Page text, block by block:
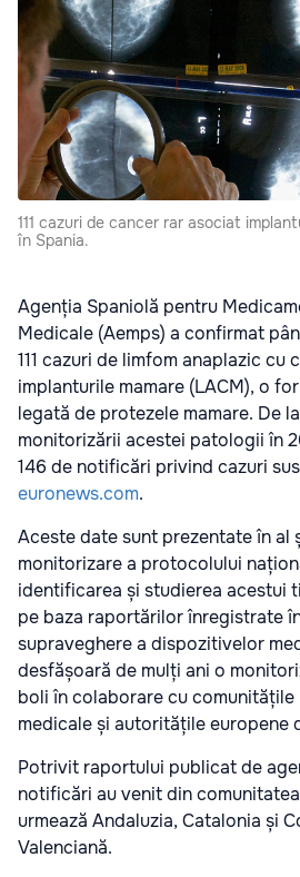
111 cazuri de cancer rar asociat
în Spania.
Agenția Spaniolă pentru
Medicale (Aemps) a confirmat
111 cazuri de limfom anaplazic cu
implanturile mamare (LACM), o
legată de protezele mamare. De
monitorizării acestei patologii în
146 de notificări privind cazuri
euronews.com.
Aceste date sunt prezentate în al
monitorizare a protocolului
identificarea și studierea acestui
pe baza raportărilor înregistrate
supraveghere a dispozitivelor
desfășoară de mulți ani o
boli în colaborare cu
medicale și autoritățile europene
Potrivit raportului publicat de
notificări au venit din
urmează Andaluzia, Catalonia și
Valenciană.